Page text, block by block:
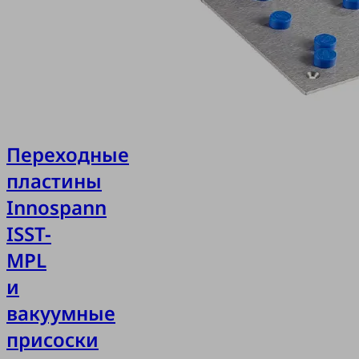
Переходные
пластины
Innospann
ISST-
MPL
и
вакуумные
присоски